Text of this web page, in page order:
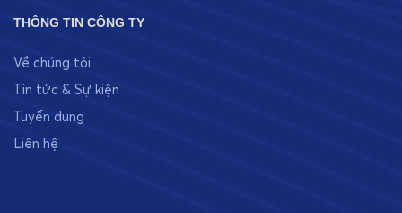
THÔNG TIN CÔNG TY
Về chúng tôi
Tin tức & Sự kiện
Tuyển dụng
Liên hệ